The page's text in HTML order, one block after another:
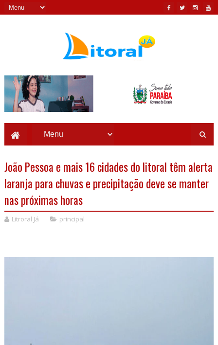
João Pessoa e mais 16 cidades do litoral têm alerta
laranja para chuvas e precipitação deve se manter
nas próximas horas
Litroral Já principal